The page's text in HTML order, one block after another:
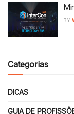
BY
Categorias
DICAS
GUIA DE